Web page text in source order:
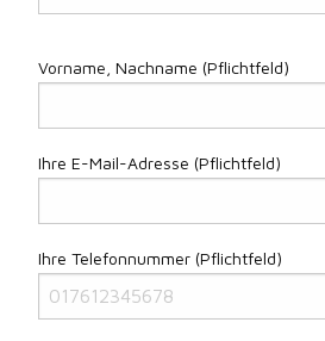
Vorname, Nachname (Pflichtfeld)
Ihre E-Mail-Adresse (Pflichtfeld)
Ihre Telefonnummer (Pflichtfeld)